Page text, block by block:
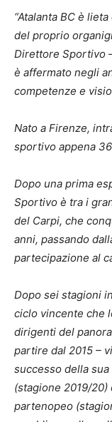
“Atalanta BC è
del proprio
Direttore Sportivo
è affermato negli
competenze e
Nato a Firenze,
sportivo appena
Dopo una prima
Sportivo è tra i
del Carpi, che
anni, passando
partecipazione al
Dopo sei stagioni
ciclo vincente che
dirigenti del
partire dal 2015 –
successo della
(stagione 2019/
partenopeo